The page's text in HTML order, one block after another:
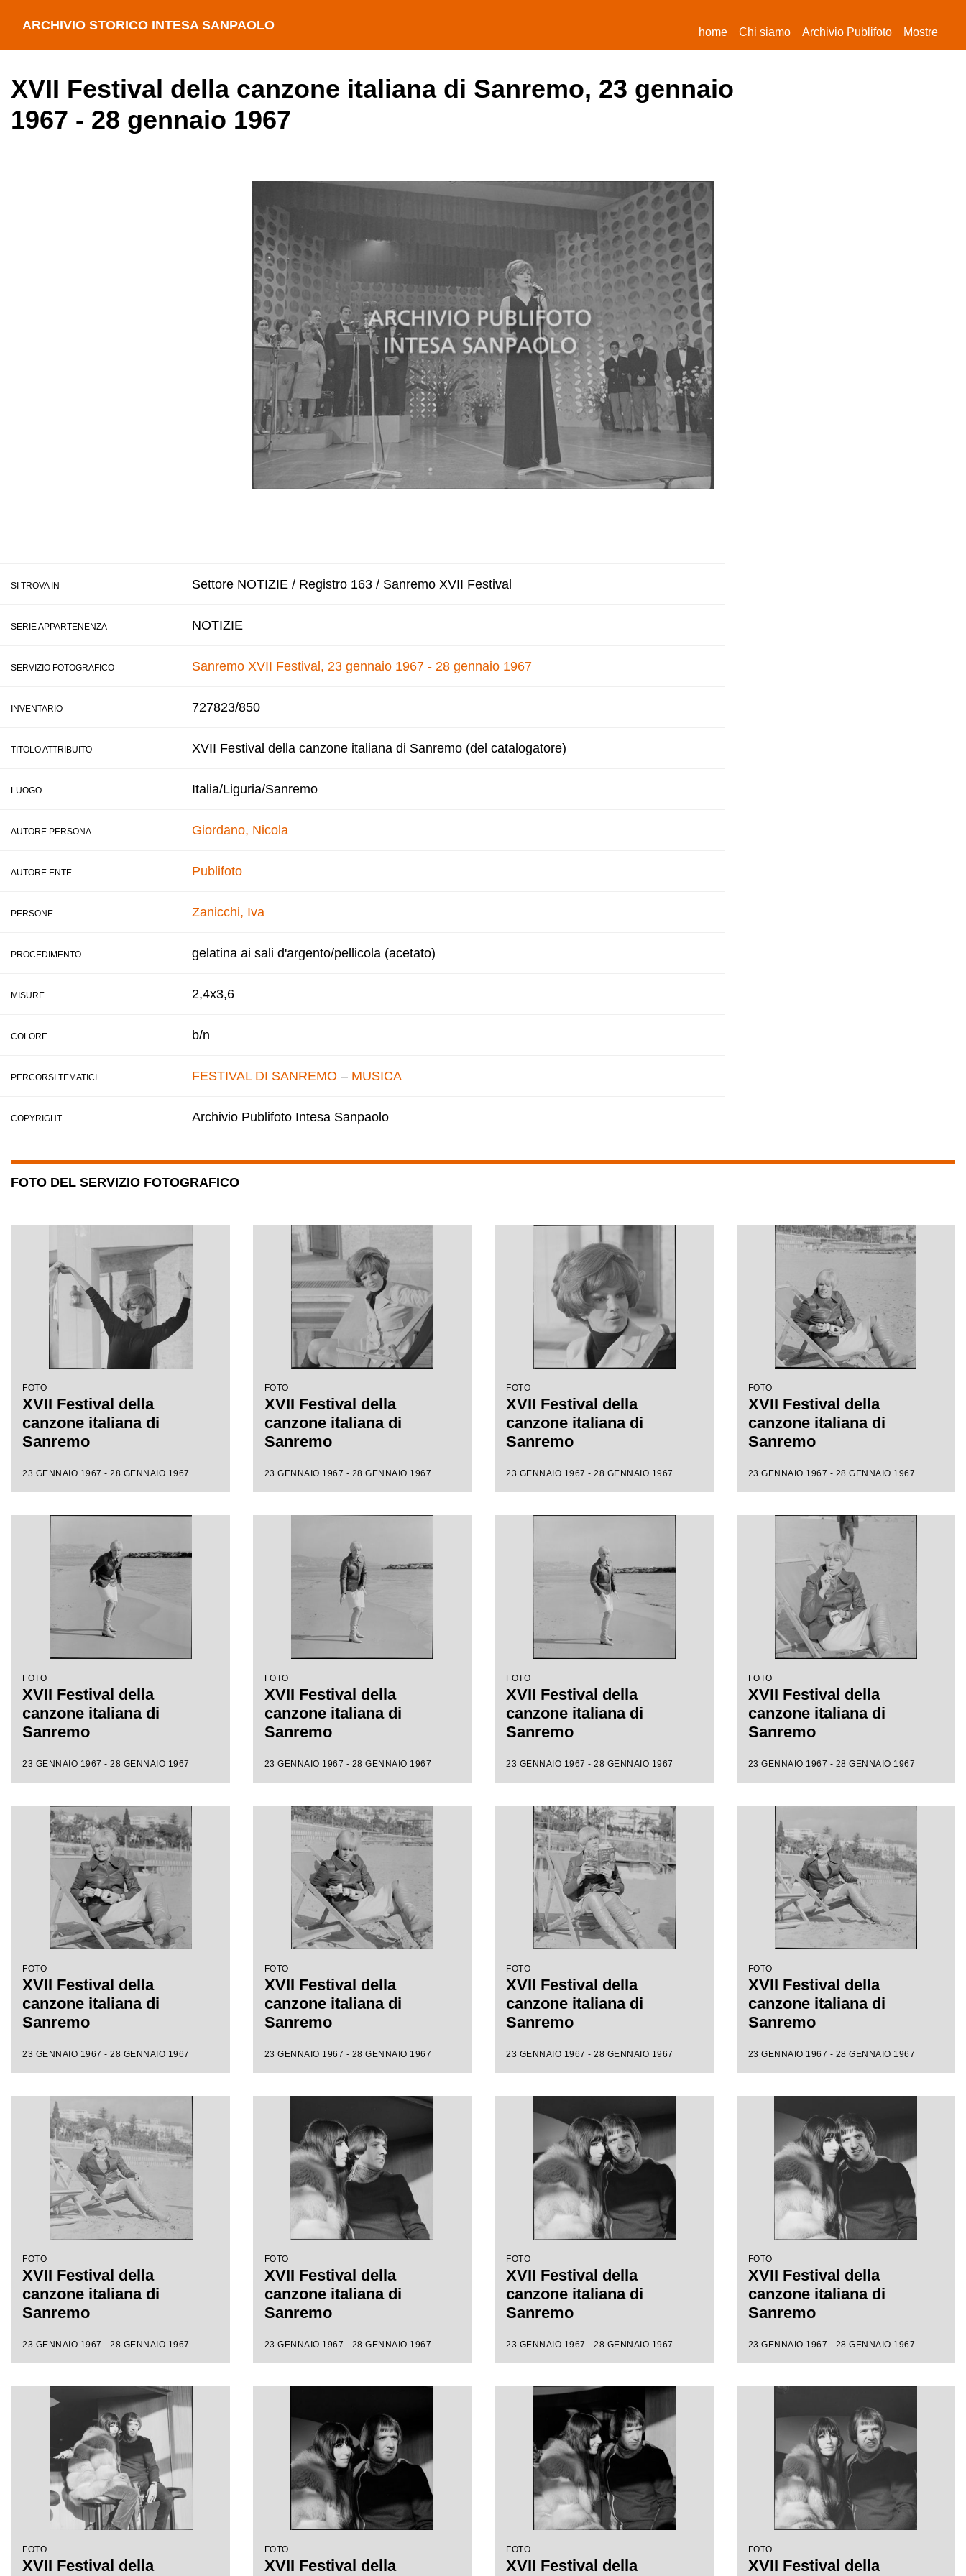
ARCHIVIO STORICO INTESA SANPAOLO home(current)
Chi siamo Archivio Publifoto Mostre
XVII Festival della canzone italiana di Sanremo, 23 gennaio
1967 - 28 gennaio 1967
SI TROVA IN Settore NOTIZIE / Registro 163 / Sanremo XVII Festival
SERIE APPARTENENZA NOTIZIE
SERVIZIO FOTOGRAFICO Sanremo XVII Festival, 23 gennaio 1967 - 28 gennaio 1967
INVENTARIO 727823/850
TITOLO ATTRIBUITO XVII Festival della canzone italiana di Sanremo (del catalogatore)
LUOGO Italia/Liguria/Sanremo
AUTORE PERSONA Giordano, Nicola
AUTORE ENTE Publifoto
PERSONE Zanicchi, Iva
PROCEDIMENTO gelatina ai sali d'argento/pellicola (acetato)
MISURE 2,4x3,6
COLORE b/n
PERCORSI TEMATICI FESTIVAL DI SANREMO – MUSICA
COPYRIGHT Archivio Publifoto Intesa Sanpaolo
FOTO DEL SERVIZIO FOTOGRAFICO
FOTO
XVII Festival della
canzone italiana di
Sanremo
23 GENNAIO 1967 - 28 GENNAIO 1967
FOTO
XVII Festival della
canzone italiana di
Sanremo
23 GENNAIO 1967 - 28 GENNAIO 1967
FOTO
XVII Festival della
canzone italiana di
Sanremo
23 GENNAIO 1967 - 28 GENNAIO 1967
FOTO
XVII Festival della
canzone italiana di
Sanremo
23 GENNAIO 1967 - 28 GENNAIO 1967
FOTO
XVII Festival della
canzone italiana di
Sanremo
23 GENNAIO 1967 - 28 GENNAIO 1967
FOTO
XVII Festival della
canzone italiana di
Sanremo
23 GENNAIO 1967 - 28 GENNAIO 1967
FOTO
XVII Festival della
canzone italiana di
Sanremo
23 GENNAIO 1967 - 28 GENNAIO 1967
FOTO
XVII Festival della
canzone italiana di
Sanremo
23 GENNAIO 1967 - 28 GENNAIO 1967
FOTO
XVII Festival della
canzone italiana di
Sanremo
23 GENNAIO 1967 - 28 GENNAIO 1967
FOTO
XVII Festival della
canzone italiana di
Sanremo
23 GENNAIO 1967 - 28 GENNAIO 1967
FOTO
XVII Festival della
canzone italiana di
Sanremo
23 GENNAIO 1967 - 28 GENNAIO 1967
FOTO
XVII Festival della
canzone italiana di
Sanremo
23 GENNAIO 1967 - 28 GENNAIO 1967
FOTO
XVII Festival della
canzone italiana di
Sanremo
23 GENNAIO 1967 - 28 GENNAIO 1967
FOTO
XVII Festival della
canzone italiana di
Sanremo
23 GENNAIO 1967 - 28 GENNAIO 1967
FOTO
XVII Festival della
canzone italiana di
Sanremo
23 GENNAIO 1967 - 28 GENNAIO 1967
FOTO
XVII Festival della
canzone italiana di
Sanremo
23 GENNAIO 1967 - 28 GENNAIO 1967
FOTO
XVII Festival della
FOTO
XVII Festival della
FOTO
XVII Festival della
FOTO
XVII Festival della